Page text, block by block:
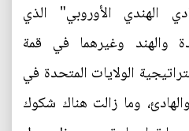
الهندي الأوروبي" الذي
والهند وغيرهما في قمة
الولايات المتحدة في
وما زالت هناك شكوك